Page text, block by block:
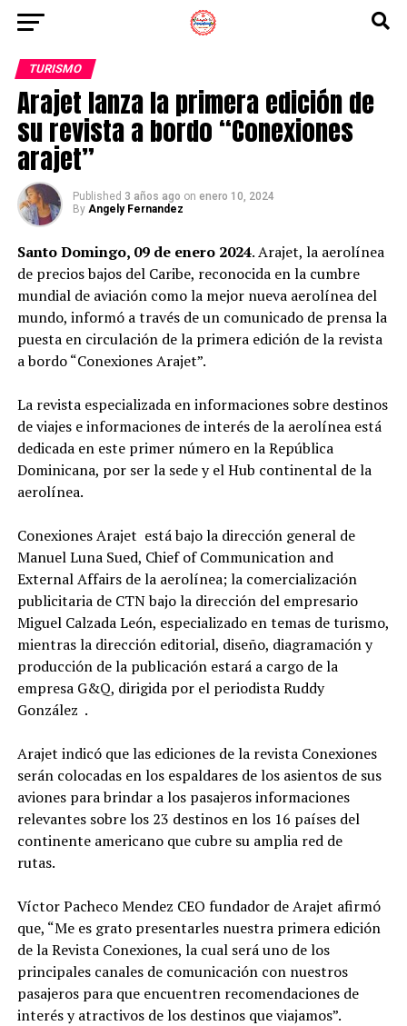
TURISMO
Arajet lanza la primera edición de
su revista a bordo “Conexiones
arajet”
Published 3 años ago on enero 10, 2024
By Angely Fernandez
Santo Domingo, 09 de enero 2024. Arajet, la aerolínea
de precios bajos del Caribe, reconocida en la cumbre
mundial de aviación como la mejor nueva aerolínea del
mundo, informó a través de un comunicado de prensa la
puesta en circulación de la primera edición de la revista
a bordo “Conexiones Arajet”.
La revista especializada en informaciones sobre destinos
de viajes e informaciones de interés de la aerolínea está
dedicada en este primer número en la República
Dominicana, por ser la sede y el Hub continental de la
aerolínea.
Conexiones Arajet está bajo la dirección general de
Manuel Luna Sued, Chief of Communication and
External Affairs de la aerolínea; la comercialización
publicitaria de CTN bajo la dirección del empresario
Miguel Calzada León, especializado en temas de turismo,
mientras la dirección editorial, diseño, diagramación y
producción de la publicación estará a cargo de la
empresa G&Q, dirigida por el periodista Ruddy
González .
Arajet indicó que las ediciones de la revista Conexiones
serán colocadas en los espaldares de los asientos de sus
aviones para brindar a los pasajeros informaciones
relevantes sobre los 23 destinos en los 16 países del
continente americano que cubre su amplia red de
rutas.
Víctor Pacheco Mendez CEO fundador de Arajet afirmó
que, “Me es grato presentarles nuestra primera edición
de la Revista Conexiones, la cual será uno de los
principales canales de comunicación con nuestros
pasajeros para que encuentren recomendaciones de
interés y atractivos de los destinos que viajamos”.